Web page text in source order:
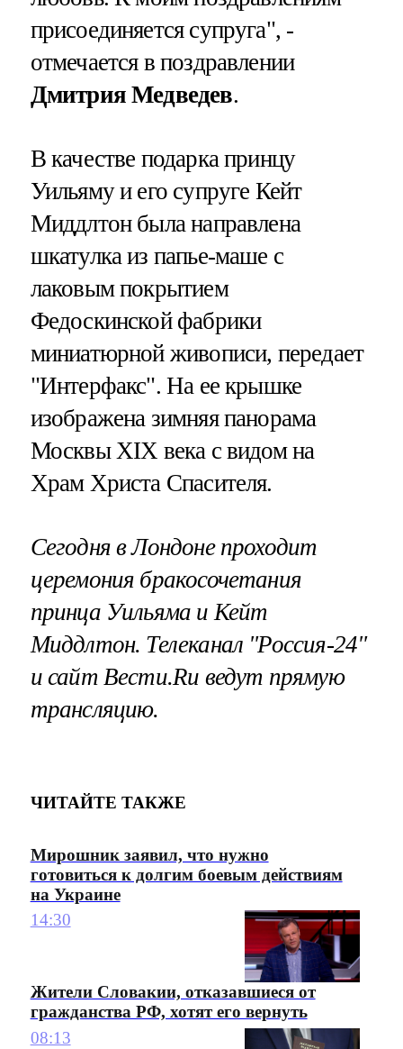
присоединяется супруга", -
отмечается в поздравлении
Дмитрия Медведев.
В качестве подарка принцу
Уильяму и его супруге Кейт
Миддлтон была направлена
шкатулка из папье-маше с
лаковым покрытием
Федоскинской фабрики
миниатюрной живописи, передает
"Интерфакс". На ее крышке
изображена зимняя панорама
Москвы XIX века с видом на
Храм Христа Спасителя.
Сегодня в Лондоне проходит
церемония бракосочетания
принца Уильяма и Кейт
Миддлтон. Телеканал "Россия-24"
и сайт Вести.Ru ведут прямую
трансляцию.
ЧИТАЙТЕ ТАКЖЕ
Мирошник заявил, что нужно
готовиться к долгим боевым действиям
на Украине
14:30
Жители Словакии, отказавшиеся от
гражданства РФ, хотят его вернуть
08:13